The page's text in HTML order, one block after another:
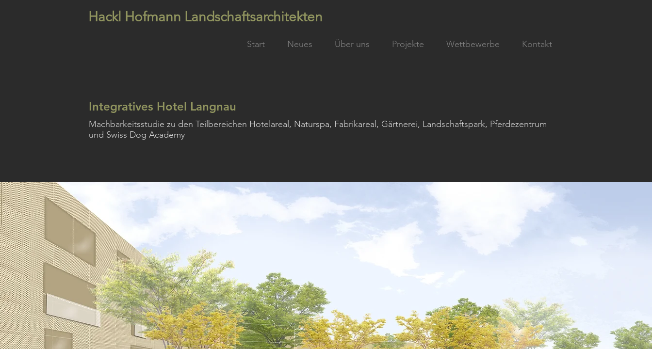
Hackl Hofmann Landschaftsarchitekten
Start Neues Über uns Projekte Wettbewerbe Kontakt
Integratives Hotel Langnau
Machbarkeitsstudie zu den Teilbereichen Hotelareal, Naturspa, Fabrikareal, Gärtnerei, Landschaftspark, Pferdezentrum
und Swiss Dog Academy